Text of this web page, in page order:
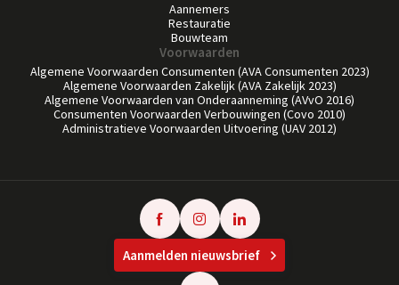
Aannemers
Restauratie
Bouwteam
Voorwaarden
Algemene Voorwaarden Consumenten (AVA Consumenten 2023)
Algemene Voorwaarden Zakelijk (AVA Zakelijk 2023)
Algemene Voorwaarden van Onderaanneming (AVvO 2016)
Consumenten Voorwaarden Verbouwingen (Covo 2010)
Administratieve Voorwaarden Uitvoering (UAV 2012)
Aanmelden nieuwsbrief